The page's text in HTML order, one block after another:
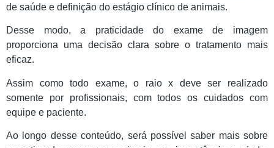
de saúde e definição do estágio clínico de animais.
Desse modo, a praticidade do exame de imagem
proporciona uma decisão clara sobre o tratamento mais
eficaz.
Assim como todo exame, o raio x deve ser realizado
somente por profissionais, com todos os cuidados com
equipe e paciente.
Ao longo desse conteúdo, será possível saber mais sobre